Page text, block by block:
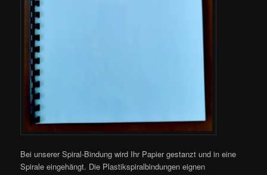
Bei unserer Spiral-Bindung wird Ihr Papier gestanzt und in eine
Spirale eingehängt. Die Plastikspiralbindungen eignen